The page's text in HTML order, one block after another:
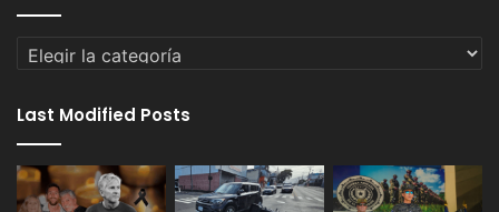
Categorías
Last Modified Posts